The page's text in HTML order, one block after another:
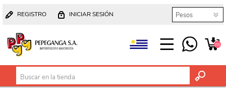
REGISTRO INICIAR SESIÓN
(0)